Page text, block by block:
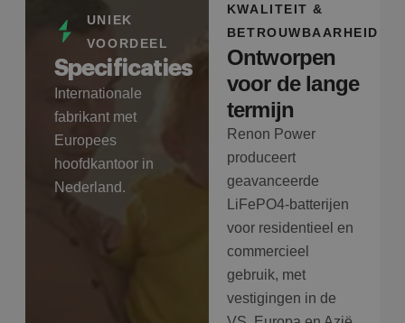
UNIEK
VOORDEEL
Specificaties
Internationale
fabrikant met
Europees
hoofdkantoor in
Nederland.
KWALITEIT &
BETROUWBAARHEID
Ontworpen
voor de lange
termijn
Renon Power
produceert
geavanceerde
LiFePO4-batterijen
voor residentieel en
commercieel
gebruik, met
vestigingen in de